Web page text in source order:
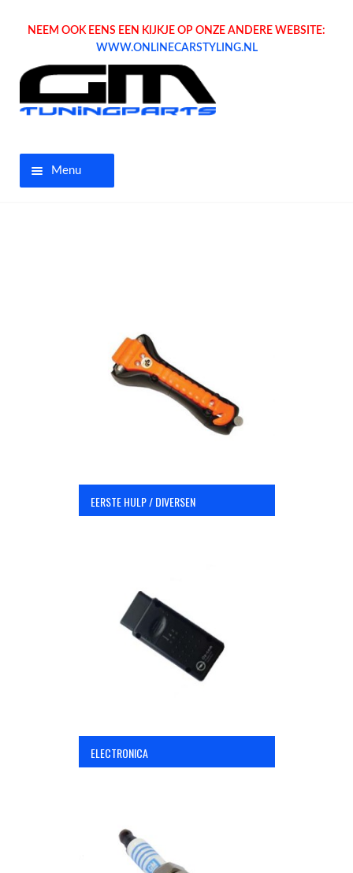
NEEM OOK EENS EEN KIJKJE OP ONZE ANDERE WEBSITE:
WWW.ONLINECARSTYLING.NL
Menu
EERSTE HULP / DIVERSEN
ELECTRONICA